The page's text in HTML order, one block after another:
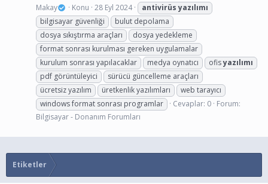
Makay Konu 28 Eyl 2024 antivirüs yazılımı
bilgisayar güvenliği
bulut depolama
dosya sıkıştırma araçları
dosya yedekleme
format sonrası kurulması gereken uygulamalar
kurulum sonrası yapılacaklar
medya oynatıcı ofisyazılımı
pdf görüntüleyici
sürücü güncelleme araçları
ücretsiz yazılım
üretkenlik yazılımları
web tarayıcı
windows format sonrası programlar
Cevaplar: 0 Forum:
Bilgisayar - Donanım Forumları
Etiketler